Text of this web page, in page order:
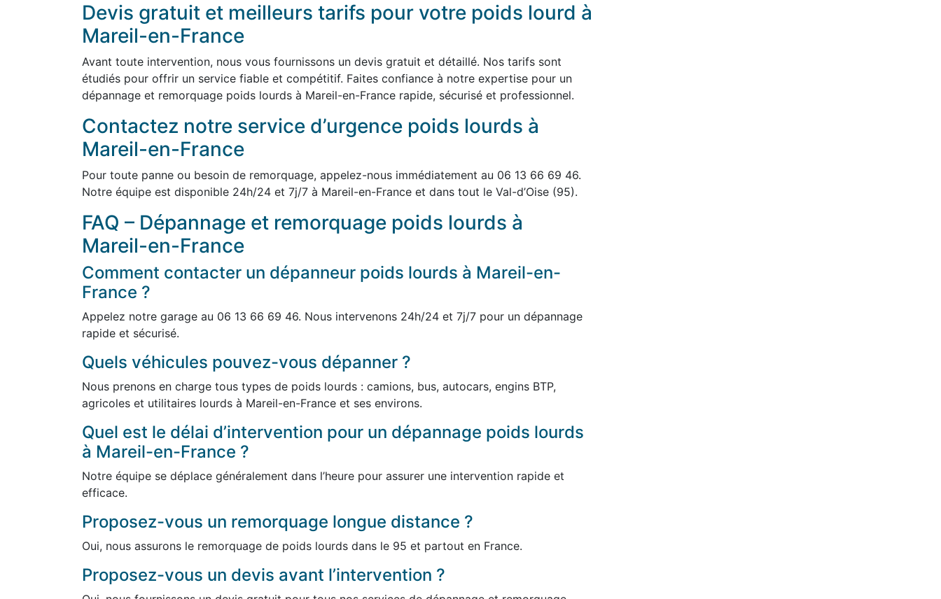
Devis gratuit et meilleurs tarifs pour votre poids lourd à
Mareil-en-France
Avant toute intervention, nous vous fournissons un devis gratuit et détaillé. Nos tarifs sont
étudiés pour offrir un service fiable et compétitif. Faites confiance à notre expertise pour un
dépannage et remorquage poids lourds à Mareil-en-France rapide, sécurisé et professionnel.
Contactez notre service d’urgence poids lourds à
Mareil-en-France
Pour toute panne ou besoin de remorquage, appelez-nous immédiatement au 06 13 66 69 46.
Notre équipe est disponible 24h/24 et 7j/7 à Mareil-en-France et dans tout le Val-d’Oise (95).
FAQ – Dépannage et remorquage poids lourds à
Mareil-en-France
Comment contacter un dépanneur poids lourds à Mareil-en-
France ?
Appelez notre garage au 06 13 66 69 46. Nous intervenons 24h/24 et 7j/7 pour un dépannage
rapide et sécurisé.
Quels véhicules pouvez-vous dépanner ?
Nous prenons en charge tous types de poids lourds : camions, bus, autocars, engins BTP,
agricoles et utilitaires lourds à Mareil-en-France et ses environs.
Quel est le délai d’intervention pour un dépannage poids lourds
à Mareil-en-France ?
Notre équipe se déplace généralement dans l’heure pour assurer une intervention rapide et
efficace.
Proposez-vous un remorquage longue distance ?
Oui, nous assurons le remorquage de poids lourds dans le 95 et partout en France.
Proposez-vous un devis avant l’intervention ?